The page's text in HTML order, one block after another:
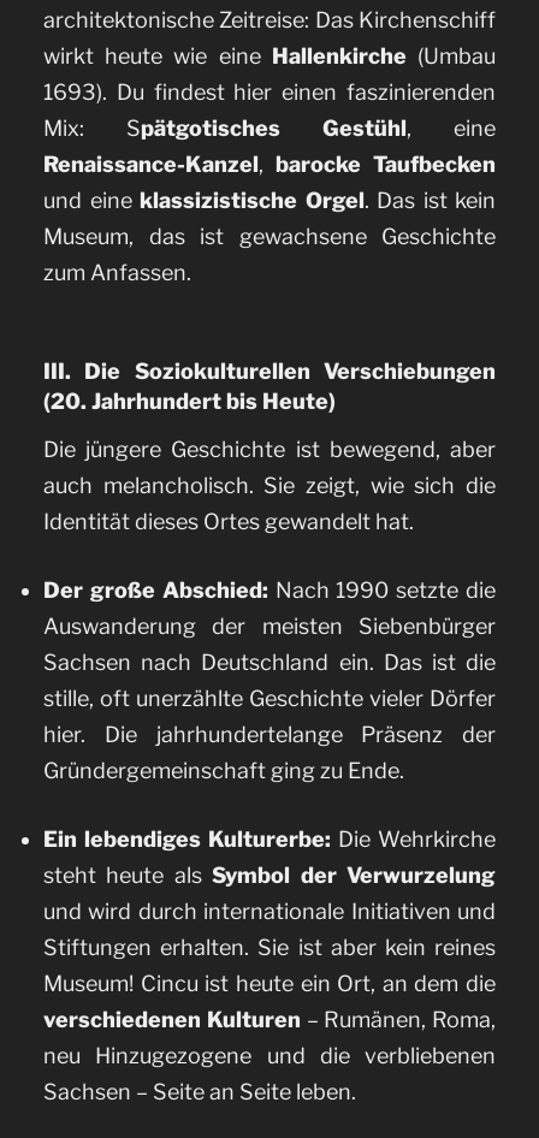
architektonische Zeitreise: Das Kirchenschiff
wirkt heute wie eine Hallenkirche (Umbau
1693). Du findest hier einen faszinierenden
Mix: Spätgotisches Gestühl, eine
Renaissance-Kanzel, barocke Taufbecken
und eine klassizistische Orgel. Das ist kein
Museum, das ist gewachsene Geschichte
zum Anfassen.
III. Die Soziokulturellen Verschiebungen
(20. Jahrhundert bis Heute)
Die jüngere Geschichte ist bewegend, aber
auch melancholisch. Sie zeigt, wie sich die
Identität dieses Ortes gewandelt hat.
Der große Abschied: Nach 1990 setzte die
Auswanderung der meisten Siebenbürger
Sachsen nach Deutschland ein. Das ist die
stille, oft unerzählte Geschichte vieler Dörfer
hier. Die jahrhundertelange Präsenz der
Gründergemeinschaft ging zu Ende.
Ein lebendiges Kulturerbe: Die Wehrkirche
steht heute alsSymbol der Verwurzelung
und wird durch internationale Initiativen und
Stiftungen erhalten. Sie ist aber kein reines
Museum! Cincu ist heute ein Ort, an dem die
verschiedenen Kulturen – Rumänen, Roma,
neu Hinzugezogene und die verbliebenen
Sachsen – Seite an Seite leben.